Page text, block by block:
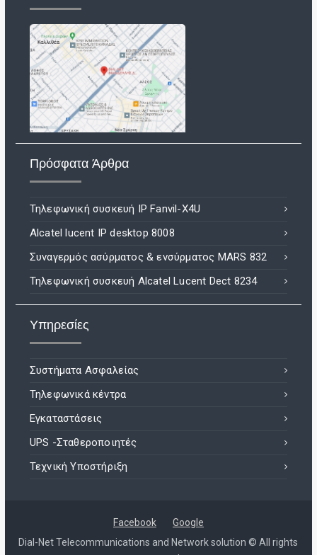
Πρόσφατα Άρθρα
Τηλεφωνική συσκευή IP Fanvil-X4U
Alcatel lucent IP desktop 8008
Συναγερμός ασύρματος & ενσύρματος MARS 832
Τηλεφωνική συσκευή Alcatel Lucent Dect 8234
Υπηρεσίες
Συστήματα Ασφαλείας
Τηλεφωνικά κέντρα
Εγκαταστάσεις
UPS -Σταθεροποιητές
Τεχνική Υποστήριξη
Facebook
Google
Dial-Net Telecommunications and Network solution © All rights